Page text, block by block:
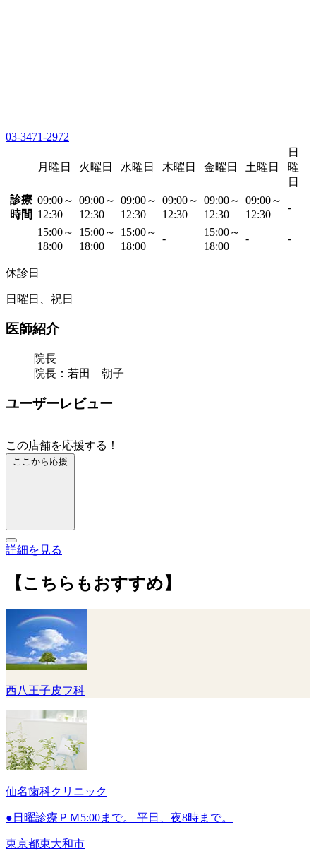
03-3471-2972
月曜日 火曜日 水曜日 木曜日 金曜日 土曜日
日
曜
日
診療
時間
09:00～
12:30
09:00～
12:30
09:00～
12:30
09:00～
12:30
09:00～
12:30
09:00～
12:30
-
15:00～
18:00
15:00～
18:00
15:00～
18:00
-
15:00～
18:00
- -
休診日
日曜日、祝日
医師紹介
院長
院長：若田 朝子
ユーザーレビュー
この店舗を応援する！
ここから応援
詳細を見る
【こちらもおすすめ】
西八王子皮フ科
仙名歯科クリニック
●日曜診療ＰＭ5:00まで。 平日、夜8時まで。
東京都東大和市